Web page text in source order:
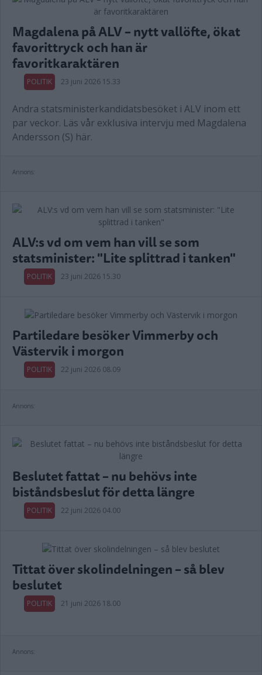
Magdalena på ALV – nytt vallöfte, ökat
favorittryck och han är
favoritkaraktären
POLITIK 23 juni 2026 15.33
Andra statsministerkandidatsbesöket i ALV inom ett
par veckor. Läs vår exklusiva intervju med Magdalena
Andersson (S) här.
Annons:
ALV:s vd om vem han vill se som
statsminister: "Lite splittrad i tanken"
POLITIK 23 juni 2026 15.30
Partiledare besöker Vimmerby och
Västervik i morgon
POLITIK 22 juni 2026 08.09
Annons:
Beslutet fattat – nu behövs inte
biståndsbeslut för detta längre
POLITIK 22 juni 2026 04.00
Tittat över skolindelningen – så blev
beslutet
POLITIK 21 juni 2026 18.00
Annons: